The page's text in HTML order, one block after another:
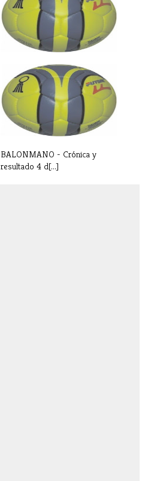
BALONMANO - Partido y
horario 22 de[...]
BALONMANO - Crónica y
resultado 4 d[...]